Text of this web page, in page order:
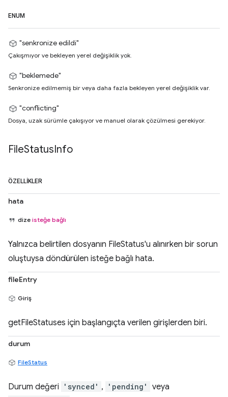
ENUM
"senkronize edildi"
Çakışmıyor ve bekleyen yerel değişiklik yok.
"beklemede"
Senkronize edilmemiş bir veya daha fazla bekleyen yerel değişiklik var.
"conflicting"
Dosya, uzak sürümle çakışıyor ve manuel olarak çözülmesi gerekiyor.
FileStatusInfo
ÖZELLIKLER
hata
dize isteğe bağlı
Yalnızca belirtilen dosyanın FileStatus'u alınırken bir sorun
oluştuysa döndürülen isteğe bağlı hata.
fileEntry
Giriş
getFileStatuses için başlangıçta verilen girişlerden biri.
durum
FileStatus
Durum değeri 'synced' , 'pending' veya